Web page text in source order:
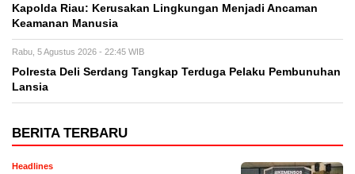
Kapolda Riau: Kerusakan Lingkungan Menjadi Ancaman
Keamanan Manusia
Rabu, 5 Agustus 2026 - 22:45 WIB
Polresta Deli Serdang Tangkap Terduga Pelaku Pembunuhan
Lansia
BERITA TERBARU
Headlines